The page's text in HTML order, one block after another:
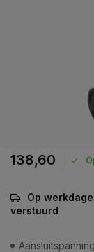
138,60
Op
verstuurd